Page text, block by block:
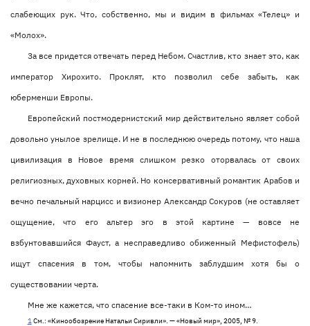
слабеющих рук. Что, собственно, мы и видим в фильмах «Телец» и
«Молох».
За все придется отвечать перед Небом. Счастлив, кто знает это, как
император Хирохито. Проклят, кто позволил себе забыть, как
юберменши Европы.
Европейский постмодернистский мир действительно являет собой
довольно унылое зрелище. И не в последнюю очередь потому, что наша
цивилизация в Новое время слишком резко оторвалась от своих
религиозных, духовных корней. Но консервативный романтик Арабов и
вечно печальный нарцисс и визионер Александр Сокуров (не оставляет
ощущение, что его альтер эго в этой картине — вовсе не
взбунтовавшийся Фауст, а несправедливо обиженный Мефистофель)
ищут спасения в том, чтобы напомнить заблудшим хотя бы о
существовании черта.
Мне же кажется, что спасение все-таки в Ком-то ином…
1См.: «Кинообозрение Натальи Сиривли». — «Новый мир», 2005, № 9.